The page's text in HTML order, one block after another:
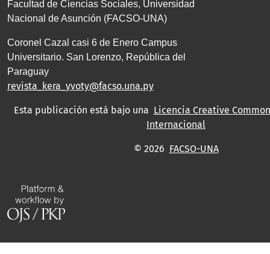
Facultad de Ciencias Sociales, Universidad
Nacional de Asunción (FACSO-UNA)
Coronel Cazal casi 6 de Enero Campus
Universitario. San Lorenzo, República del
Paraguay
revista_kera_yvoty@facso.una.py
Esta publicación está bajo una Licencia Creative
Internacional
© 2026 FACSO-UNA